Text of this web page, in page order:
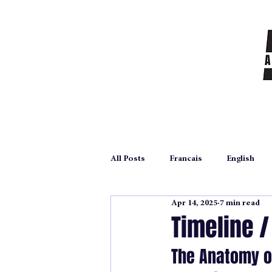
All Posts Francais English
autoédition self publication
poetry poesie
Timeline
Apr 14, 2025 7 min read
The Anatomy